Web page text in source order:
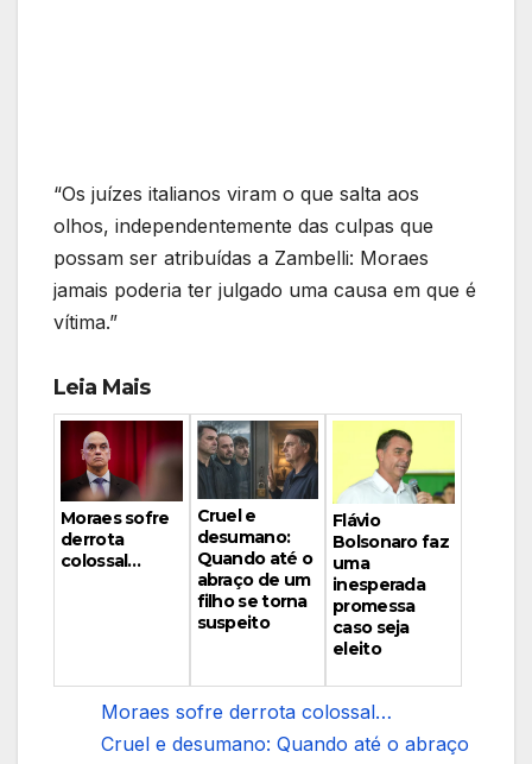
“Os juízes italianos viram o que salta aos
olhos, independentemente das culpas que
possam ser atribuídas a Zambelli: Moraes
jamais poderia ter julgado uma causa em que é
vítima.”
Leia Mais
Moraes sofre
derrota
colossal…
Cruel e
desumano:
Quando até o
abraço de um
filho se torna
suspeito
Flávio
Bolsonaro faz
uma
inesperada
promessa
caso seja
eleito
Moraes sofre derrota colossal…
Cruel e desumano: Quando até o abraço